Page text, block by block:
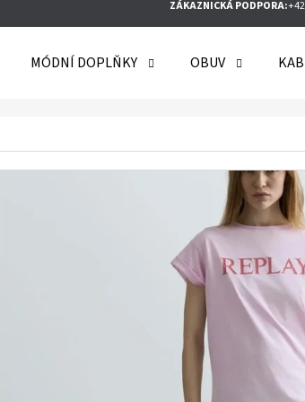
ZÁKAZNICKÁ PODPORA:
MÓDNÍ DOPLŇKY OBUV